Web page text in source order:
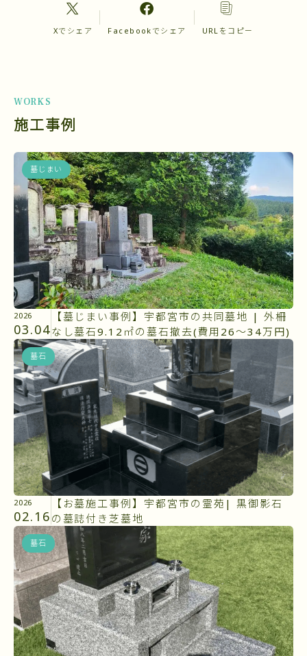
Xでシェア Facebookでシェア URLをコピー
WORKS
施工事例
墓じまい
2026
03.04
【墓じまい事例】宇都宮市の共同墓地 | 外柵
なし墓石9.12㎡の墓石撤去(費用26～34万円)
墓石
2026
02.16
【お墓施工事例】宇都宮市の霊苑| 黒御影石
の墓誌付き芝墓地
墓石